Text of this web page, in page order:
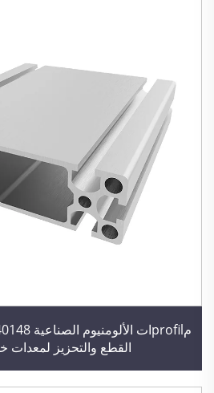
القطع والتحزيز لمعدات